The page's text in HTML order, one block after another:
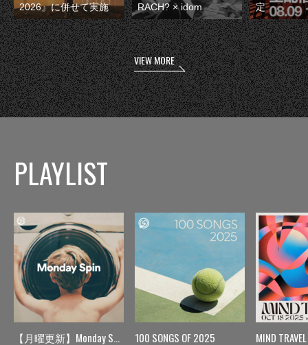
2026』に併せて実施
RACH? × idom
定
VIEW MORE
PLAYLIST
【月曜更新】Monday Spin 100 SONGS OF 2025 MIND TRAVEL